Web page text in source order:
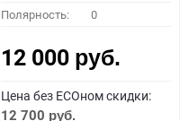
Полярность: 0
12 000 руб.
Цена без ECOном скидки:
12 700 руб.